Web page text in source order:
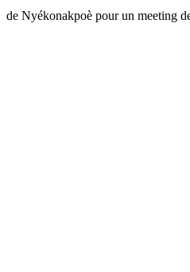
de Nyékonakpoè pour un meeting